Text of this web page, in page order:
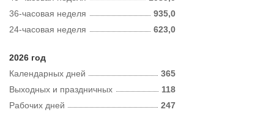
36-часовая неделя
935,0
24-часовая неделя
623,0
2026 год
Календарных дней
365
Рабочих дней 247
Выходных и праздничных 118